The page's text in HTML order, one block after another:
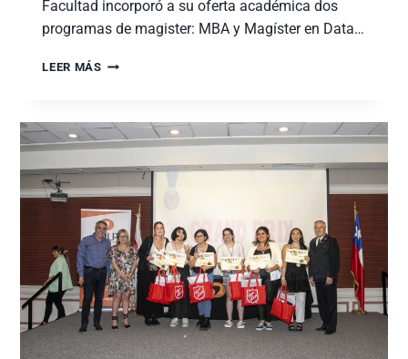
Facultad incorporó a su oferta académica dos
programas de magister: MBA y Magíster en Data…
LEER MÁS